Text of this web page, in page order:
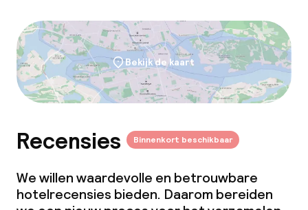
Bekijk de kaart
Recensies Binnenkort beschikbaar
We willen waardevolle en betrouwbare
hotelrecensies bieden. Daarom bereiden